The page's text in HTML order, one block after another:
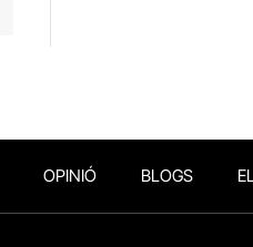
OPINIÓ BLOGS